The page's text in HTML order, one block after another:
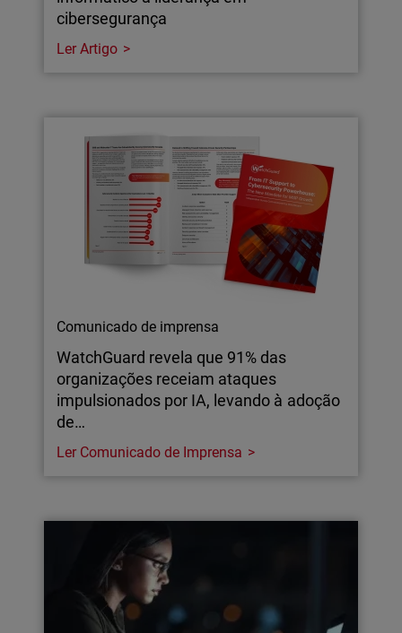
cibersegurança
Ler Artigo
Comunicado de imprensa
WatchGuard revela que 91% das
organizações receiam ataques
impulsionados por IA, levando à adoção
de…
Ler Comunicado de Imprensa